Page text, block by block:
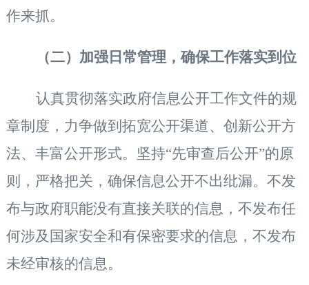
作来抓。
（二）加强日常管理，确保工作落实到位
认真贯彻落实政府信息公开工作文件的规
章制度，力争做到拓宽公开渠道、创新公开方
法、丰富公开形式。坚持“先审查后公开”的原
则，严格把关，确保信息公开不出纰漏。不发
布与政府职能没有直接关联的信息，不发布任
何涉及国家安全和有保密要求的信息，不发布
未经审核的信息。